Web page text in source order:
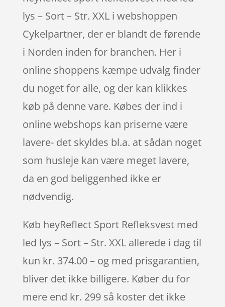
lys – Sort – Str. XXL i webshoppen
Cykelpartner, der er blandt de førende
i Norden inden for branchen. Her i
online shoppens kæmpe udvalg finder
du noget for alle, og der kan klikkes
køb på denne vare. Købes der ind i
online webshops kan priserne være
lavere- det skyldes bl.a. at sådan noget
som husleje kan være meget lavere,
da en god beliggenhed ikke er
nødvendig.
Køb heyReflect Sport Refleksvest med
led lys – Sort – Str. XXL allerede i dag til
kun kr. 374.00 – og med prisgarantien,
bliver det ikke billigere. Køber du for
mere end kr. 299 så koster det ikke